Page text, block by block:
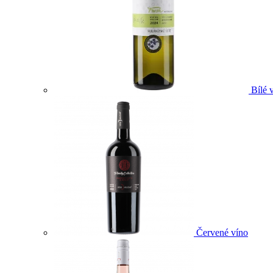
Bílé
Červené víno